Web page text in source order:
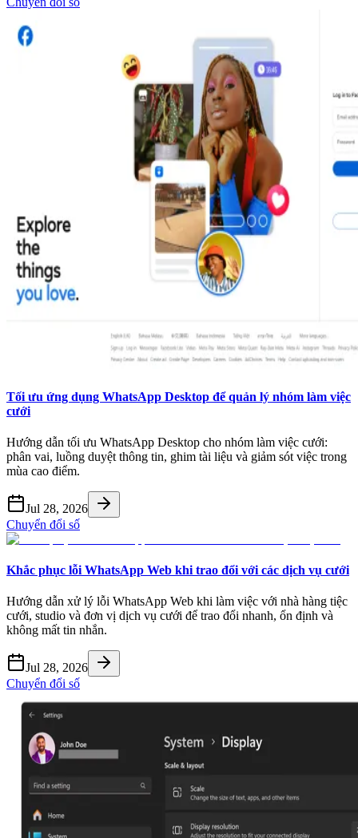
Tối ưu ứng dụng WhatsApp Desktop để quản lý nhóm làm việc
cưới
Hướng dẫn tối ưu WhatsApp Desktop cho nhóm làm việc cưới:
phân vai, luồng duyệt thông tin, ghim tài liệu và giảm sót việc trong
mùa cao điểm.
Jul 28, 2026
Chuyển đổi số
Khắc phục lỗi WhatsApp Web khi trao đổi với các dịch vụ cưới
Hướng dẫn xử lý lỗi WhatsApp Web khi làm việc với nhà hàng tiệc
cưới, studio và đơn vị dịch vụ cưới để trao đổi nhanh, ổn định và
không mất tin nhắn.
Jul 28, 2026
Chuyển đổi số